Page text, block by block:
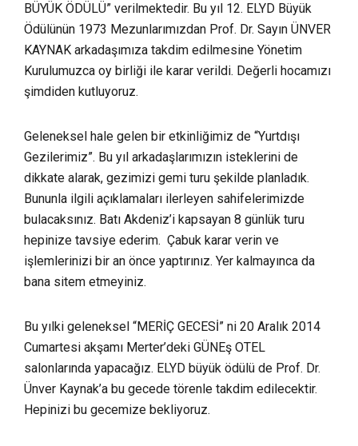
BÜYÜK ÖDÜLÜ” verilmektedir. Bu yıl 12. ELYD Büyük
Ödülünün 1973 Mezunlarımızdan Prof. Dr. Sayın ÜNVER
KAYNAK arkadaşımıza takdim edilmesine Yönetim
Kurulumuzca oy birliği ile karar verildi. Değerli hocamızı
şimdiden kutluyoruz.
Geleneksel hale gelen bir etkinliğimiz de “Yurtdışı
Gezilerimiz”. Bu yıl arkadaşlarımızın isteklerini de
dikkate alarak, gezimizi gemi turu şekilde planladık.
Bununla ilgili açıklamaları ilerleyen sahifelerimizde
bulacaksınız. Batı Akdeniz’i kapsayan 8 günlük turu
hepinize tavsiye ederim. Çabuk karar verin ve
işlemlerinizi bir an önce yaptırınız. Yer kalmayınca da
bana sitem etmeyiniz.
Bu yılki geleneksel “MERİÇ GECESİ” ni 20 Aralık 2014
Cumartesi akşamı Merter’deki GÜNEş OTEL
salonlarında yapacağız. ELYD büyük ödülü de Prof. Dr.
Ünver Kaynak’a bu gecede törenle takdim edilecektir.
Hepinizi bu gecemize bekliyoruz.